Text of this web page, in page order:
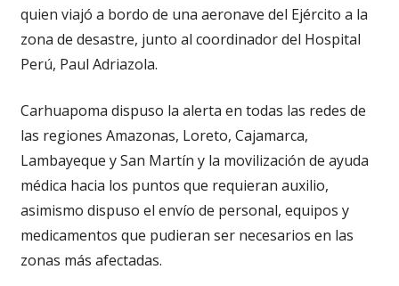
quien viajó a bordo de una aeronave del Ejército a la
zona de desastre, junto al coordinador del Hospital
Perú, Paul Adriazola.
Carhuapoma dispuso la alerta en todas las redes de
las regiones Amazonas, Loreto, Cajamarca,
Lambayeque y San Martín y la movilización de ayuda
médica hacia los puntos que requieran auxilio,
asimismo dispuso el envío de personal, equipos y
medicamentos que pudieran ser necesarios en las
zonas más afectadas.